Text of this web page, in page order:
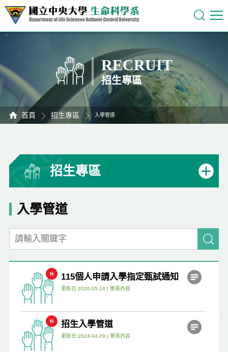
RECRUIT
招生專區
首頁 招生專區 入學管道
招生專區
入學管道
115個人申請入學指定甄試通知
更新日:2026-05-14 | 單頁內容
招生入學管道
更新日:2024-04-29 | 單頁內容